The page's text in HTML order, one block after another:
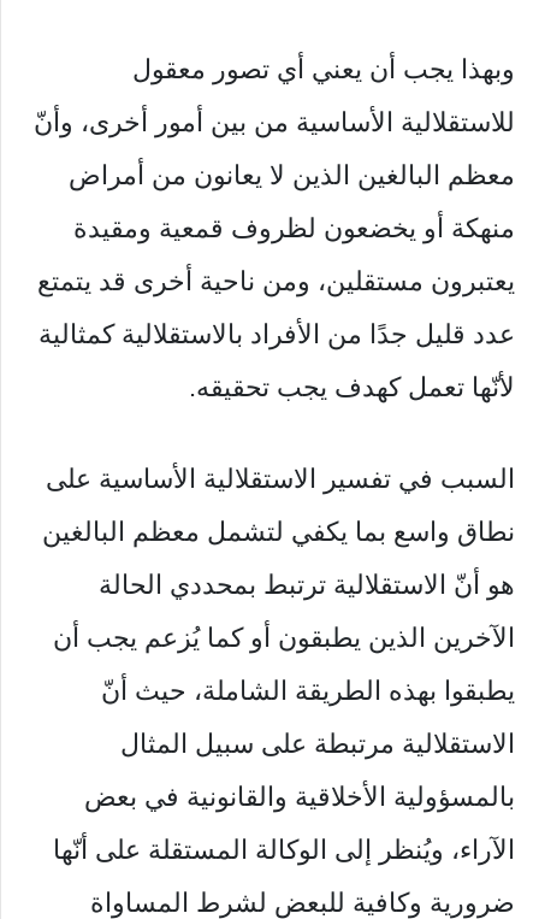
وبهذا يجب أن يعني أي تصور معقول
للاستقلالية الأساسية من بين أمور أخرى، وأنّ
معظم البالغين الذين لا يعانون من أمراض
منهكة أو يخضعون لظروف قمعية ومقيدة
يعتبرون مستقلين، ومن ناحية أخرى قد يتمتع
عدد قليل جدًا من الأفراد بالاستقلالية كمثالية
لأنّها تعمل كهدف يجب تحقيقه.
السبب في تفسير الاستقلالية الأساسية على
نطاق واسع بما يكفي لتشمل معظم البالغين
هو أنّ الاستقلالية ترتبط بمحددي الحالة
الآخرين الذين يطبقون أو كما يُزعم يجب أن
يطبقوا بهذه الطريقة الشاملة، حيث أنّ
الاستقلالية مرتبطة على سبيل المثال
بالمسؤولية الأخلاقية والقانونية في بعض
الآراء، ويُنظر إلى الوكالة المستقلة على أنّها
ضرورية وكافية للبعض لشرط المساواة